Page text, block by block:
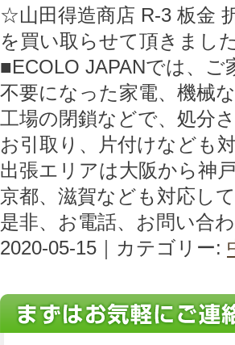
☆山田得造商店 R-3 板金
を買い取らせて頂きました
■ECOLO JAPANでは、
不要になった家電、機械
工場の閉鎖などで、処分
お引取り、片付けなども
出張エリアは大阪から神
京都、滋賀なども対応し
是非、お電話、お問い合
2020-05-15｜カテゴリー: